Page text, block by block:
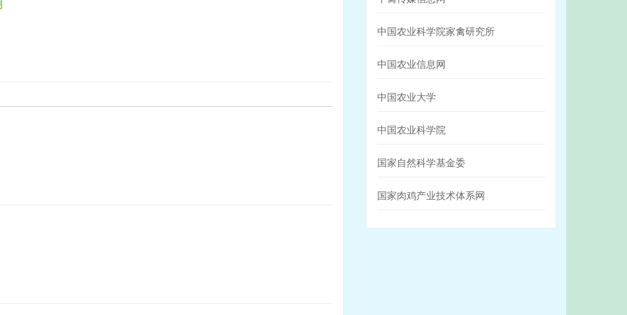
中国农业科学院家禽研究所
中国农业信息网
中国农业大学
中国农业科学院
国家自然科学基金委
国家肉鸡产业技术体系网